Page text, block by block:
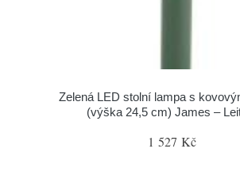
Zelená LED stolní lampa s
(výška 24,5 cm) James –
1 527 Kč